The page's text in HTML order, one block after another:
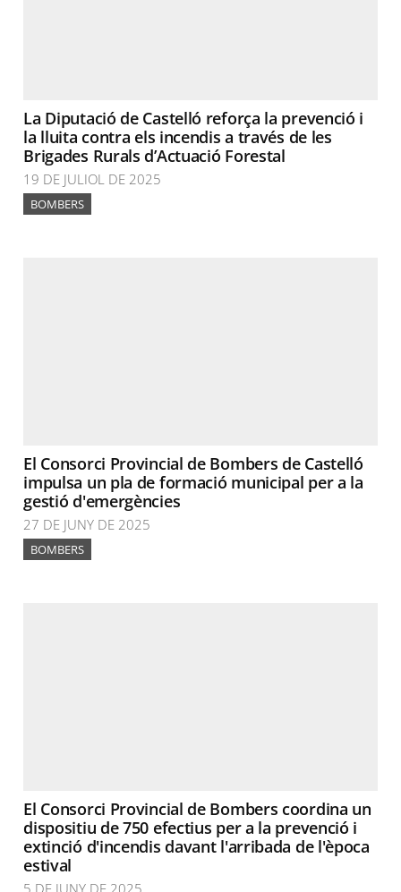
La Diputació de Castelló reforça la prevenció i
la lluita contra els incendis a través de les
Brigades Rurals d’Actuació Forestal
19 DE JULIOL DE 2025
BOMBERS
El Consorci Provincial de Bombers de Castelló
impulsa un pla de formació municipal per a la
gestió d'emergències
27 DE JUNY DE 2025
BOMBERS
El Consorci Provincial de Bombers coordina un
dispositiu de 750 efectius per a la prevenció i
extinció d'incendis davant l'arribada de l'època
estival
5 DE JUNY DE 2025